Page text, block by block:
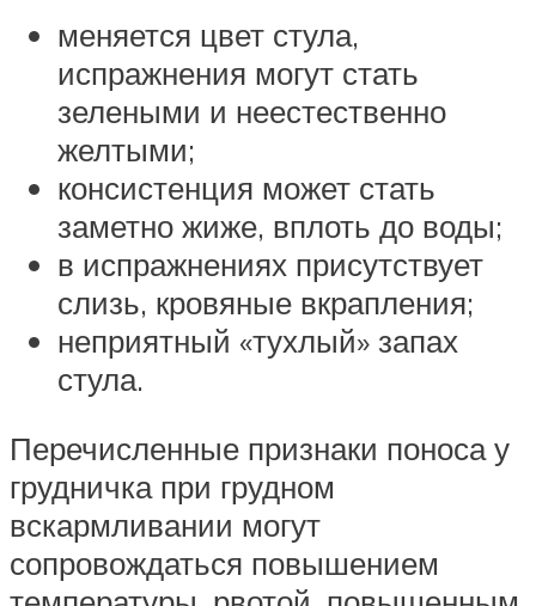
меняется цвет стула,
испражнения могут стать
зелеными и неестественно
желтыми;
консистенция может стать
заметно жиже, вплоть до воды;
в испражнениях присутствует
слизь, кровяные вкрапления;
неприятный «тухлый» запах
стула.
Перечисленные признаки поноса у
грудничка при грудном
вскармливании могут
сопровождаться повышением